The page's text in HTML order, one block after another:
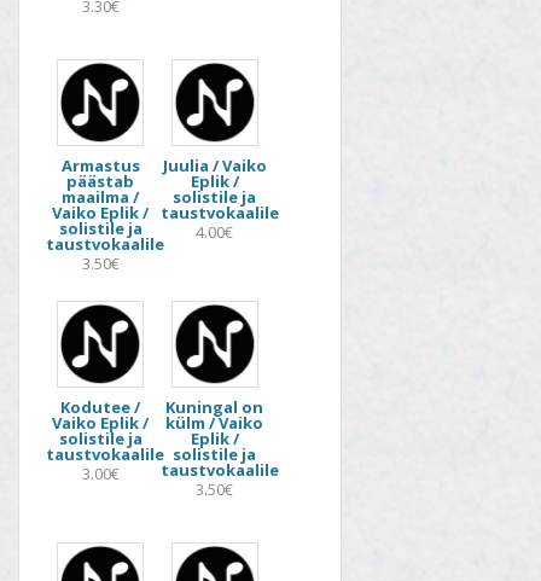
3.30€
Armastus
päästab
maailma /
Vaiko Eplik /
solistile ja
taustvokaalile
3.50€
Juulia / Vaiko
Eplik /
solistile ja
taustvokaalile
4.00€
Kodutee /
Vaiko Eplik /
solistile ja
taustvokaalile
3.00€
Kuningal on
külm / Vaiko
Eplik /
solistile ja
taustvokaalile
3.50€